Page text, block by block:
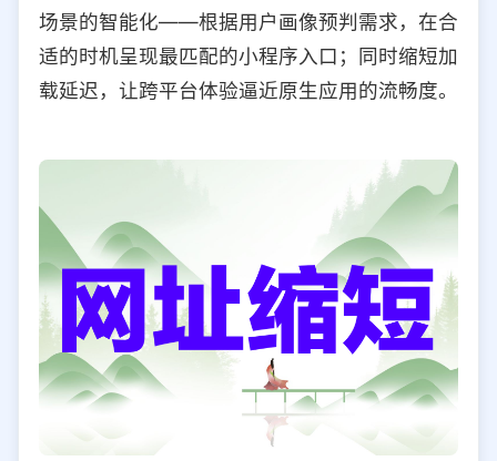
场景的智能化——根据用户画像预判需求，在合
适的时机呈现最匹配的小程序入口；同时缩短加
载延迟，让跨平台体验逼近原生应用的流畅度。